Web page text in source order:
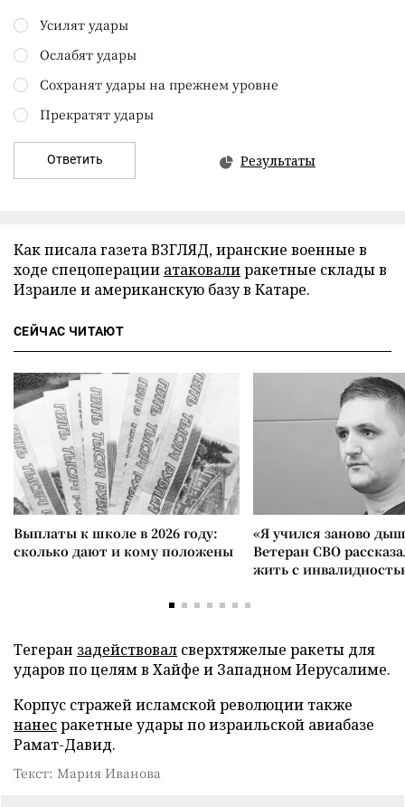
Усилят удары
Ослабят удары
Сохранят удары на прежнем уровне
Прекратят удары
Ответить Результаты
Как писала газета ВЗГЛЯД, иранские военные в
ходе спецоперации атаковалиракетные склады в
Израиле и американскую базу в Катаре.
СЕЙЧАС ЧИТАЮТ
Выплаты к школе в 2026 году:
сколько дают и кому положены
«Я учился заново
Ветеран СВО
жить с
Тегеран задействовал сверхтяжелые ракеты для
ударов по целям в Хайфе и Западном Иерусалиме.
Корпус стражей исламской революции также
нанесракетные удары по израильской авиабазе
Рамат-Давид.
Текст: Мария Иванова